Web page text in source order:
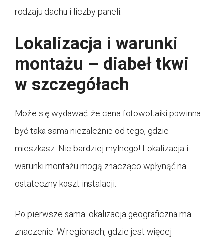
rodzaju dachu i liczby paneli.
Lokalizacja i warunki
montażu – diabeł tkwi
w szczegółach
Może się wydawać, że cena fotowoltaiki powinna
być taka sama niezależnie od tego, gdzie
mieszkasz. Nic bardziej mylnego! Lokalizacja i
warunki montażu mogą znacząco wpłynąć na
ostateczny koszt instalacji.
Po pierwsze sama lokalizacja geograficzna ma
znaczenie. W regionach, gdzie jest więcej